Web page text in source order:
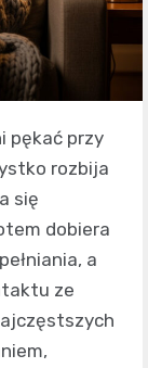
pękać przy
rozbija
się
dobiera
a
ze